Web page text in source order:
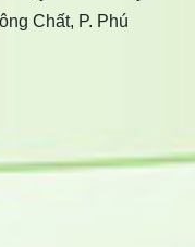
Chất, P. Phú